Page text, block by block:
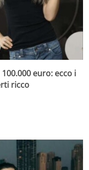
euro: ecco i
ricco